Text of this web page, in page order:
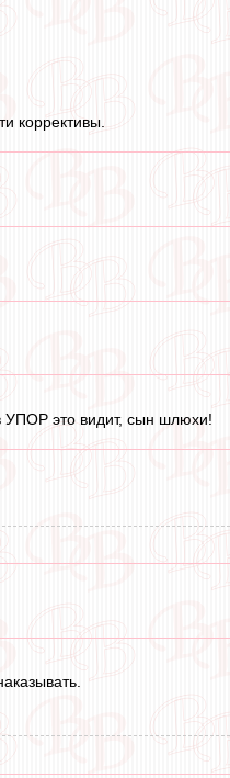
коррективы.
УПОР это видит, сын шлюхи!